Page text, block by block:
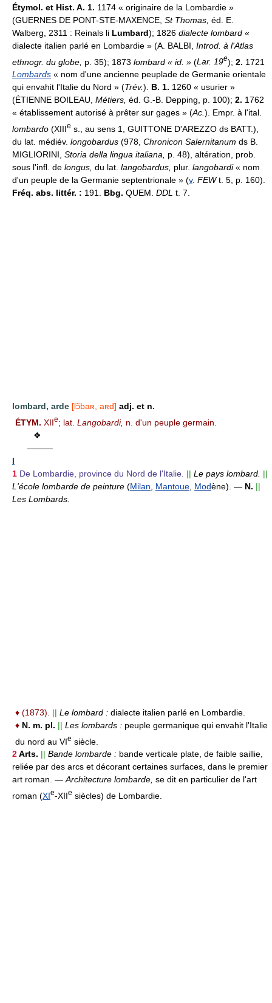
Étymol. et Hist. A. 1. 1174 « originaire de la Lombardie »
(GUERNES DE PONT-STE-MAXENCE, St Thomas, éd. E.
Walberg, 2311 : Reinals li Lumbard); 1826 dialecte lombard «
dialecte italien parlé en Lombardie » (A. BALBI, Introd. à l'Atlas
ethnogr. du globe, p. 35); 1873 lombard « id. » (Lar. 19e); 2. 1721
Lombards « nom d'une ancienne peuplade de Germanie orientale
qui envahit l'Italie du Nord » (Trév.). B. 1. 1260 « usurier »
(ÉTIENNE BOILEAU, Métiers, éd. G.-B. Depping, p. 100); 2. 1762
« établissement autorisé à prêter sur gages » (Ac.). Empr. à l'ital.
lombardo (XIIIe s., au sens 1, GUITTONE D'AREZZO ds BATT.),
du lat. médiév. longobardus (978, Chronicon Salernitanum ds B.
MIGLIORINI, Storia della lingua italiana, p. 48), altération, prob.
sous l'infl. de longus, du lat. langobardus, plur. langobardi« nom
d'un peuple de la Germanie septentrionale » (v. FEWt. 5, p. 160).
Fréq. abs. littér. : 191. Bbg. QUEM. DDL t. 7.
lombard, arde [lɔ̃baʀ, aʀd] adj. et n.
ÉTYM. XIIe; lat. Langobardi, n. d'un peuple germain.
❖
———
I
1 De Lombardie, province du Nord de l'Italie. || Le pays lombard. ||
L'école lombarde de peinture (Milan Mantoue Modène). — N. ||
Les Lombards.
♦ (1873). || Le lombard : dialecte italien parlé en Lombardie.
♦ N. m. pl. || Les lombards : peuple germanique qui envahit l'Italie
du nord au VIe siècle.
2Arts. || Bande lombarde : bande verticale plate, de faible saillie,
reliée par des arcs et décorant certaines surfaces, dans le premier
art roman. —Architecture lombarde, se dit en particulier de l'art
roman (XIe-XIIe siècles) de Lombardie.